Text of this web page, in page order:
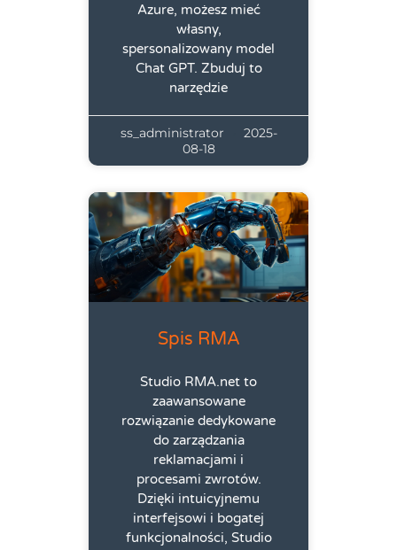
Azure, możesz mieć
własny,
spersonalizowany model
Chat GPT. Zbuduj to
narzędzie
ss_administrator
2025-
08-18
Spis RMA
Studio RMA.net to
zaawansowane
rozwiązanie dedykowane
do zarządzania
reklamacjami i
procesami zwrotów.
Dzięki intuicyjnemu
interfejsowi i bogatej
funkcjonalności, Studio